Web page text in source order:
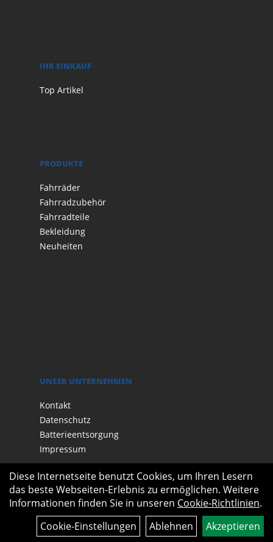
IHR EINKAUF
Top Artikel
PRODUKTE
Fahrräder
Fahrradzubehör
Fahrradteile
Bekleidung
Neuheiten
UNSER UNTERNEHMEN
Kontakt
Datenschutz
Batterieentsorgung
Impressum
Diese Internetseite benutzt Cookies, um Ihren Lesern
das beste Webseiten-Erlebnis zu ermöglichen. Weitere
Informationen finden Sie in unseren Cookie-Richtlinien.
Cookie-Einstellungen
Ablehnen Akzeptieren